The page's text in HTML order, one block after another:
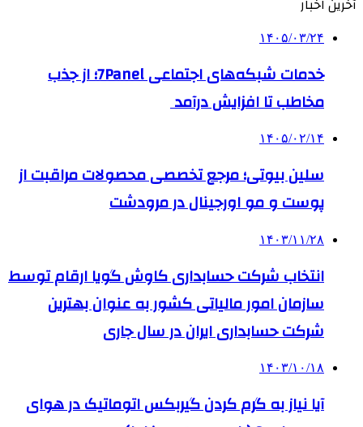
آخرین اخبار
۱۴۰۵/۰۳/۲۴
خدمات شبکه‌های اجتماعی 7Panel؛ از جذب
مخاطب تا افزایش درآمد
۱۴۰۵/۰۲/۱۴
سلین بیوتی؛ مرجع تخصصی محصولات مراقبت از
پوست و مو اورجینال در مرودشت
۱۴۰۳/۱۱/۲۸
انتخاب شرکت حسابداری کاوش گویا ارقام توسط
سازمان امور مالیاتی کشور به عنوان بهترین
شرکت حسابداری ایران در سال جاری
۱۴۰۳/۱۰/۱۸
آیا نیاز به گرم کردن گیربکس اتوماتیک در هوای